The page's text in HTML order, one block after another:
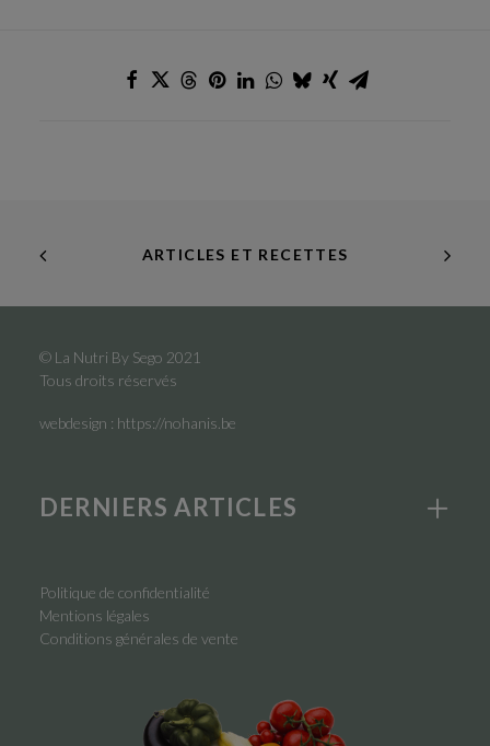
ARTICLES ET RECETTES
© La Nutri By Sego 2021
Tous droits réservés
webdesign : https://nohanis.be
DERNIERS ARTICLES
Politique de confidentialité
Mentions légales
Conditions générales de vente